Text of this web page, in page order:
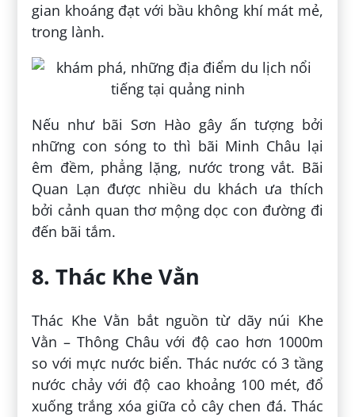
gian khoáng đạt với bầu không khí mát mẻ,
trong lành.
Nếu như bãi Sơn Hào gây ấn tượng bởi
những con sóng to thì bãi Minh Châu lại
êm đềm, phẳng lặng, nước trong vắt. Bãi
Quan Lạn được nhiều du khách ưa thích
bởi cảnh quan thơ mộng dọc con đường đi
đến bãi tắm.
8. Thác Khe Vằn
Thác Khe Vằn bắt nguồn từ dãy núi Khe
Vằn – Thông Châu với độ cao hơn 1000m
so với mực nước biển. Thác nước có 3 tầng
nước chảy với độ cao khoảng 100 mét, đổ
xuống trắng xóa giữa cỏ cây chen đá. Thác